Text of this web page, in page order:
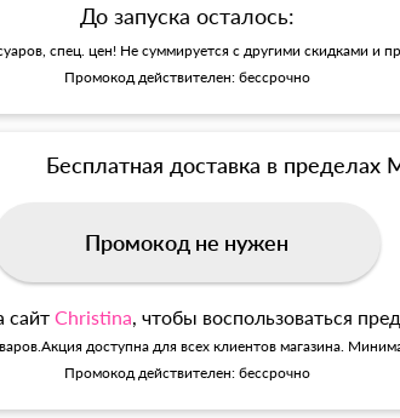
До запуска осталось:
спец. цен! Не суммируется с другими скидками и
Промокод действителен: бессрочно
Бесплатная доставка в
Промокод не нужен
сайт Christina , чтобы воспользоваться
доступна для всех клиентов магазина.
Промокод действителен: бессрочно